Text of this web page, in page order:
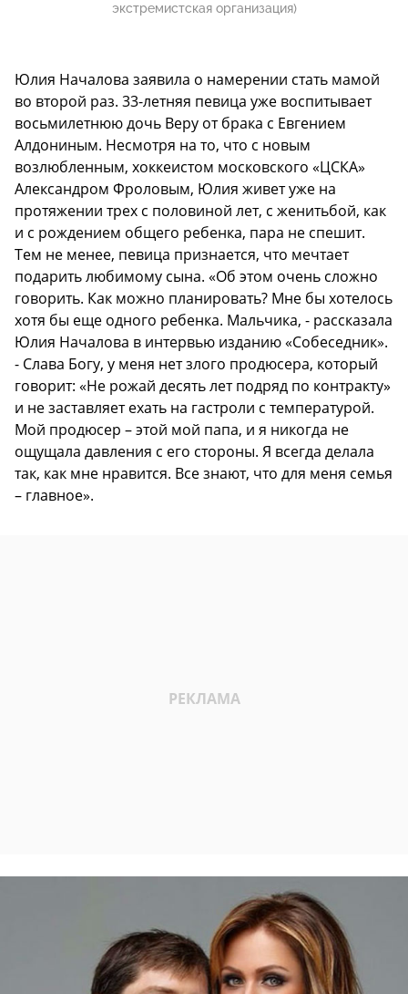
экстремистская организация)
Юлия Началова заявила о намерении стать мамой
во второй раз. 33-летняя певица уже воспитывает
восьмилетнюю дочь Веру от брака с Евгением
Алдониным. Несмотря на то, что с новым
возлюбленным, хоккеистом московского «ЦСКА»
Александром Фроловым, Юлия живет уже на
протяжении трех с половиной лет, с женитьбой, как
и с рождением общего ребенка, пара не спешит.
Тем не менее, певица признается, что мечтает
подарить любимому сына. «Об этом очень сложно
говорить. Как можно планировать? Мне бы хотелось
хотя бы еще одного ребенка. Мальчика, - рассказала
Юлия Началова в интервью изданию «Собеседник».
- Слава Богу, у меня нет злого продюсера, который
говорит: «Не рожай десять лет подряд по контракту»
и не заставляет ехать на гастроли с температурой.
Мой продюсер – этой мой папа, и я никогда не
ощущала давления с его стороны. Я всегда делала
так, как мне нравится. Все знают, что для меня семья
– главное».